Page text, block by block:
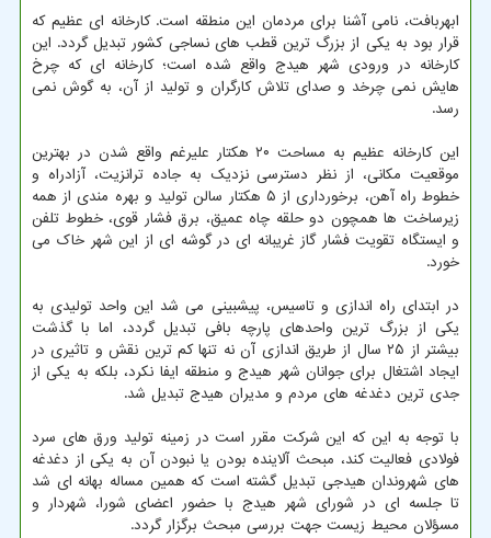
ابهربافت، نامی آشنا برای مردمان این منطقه است. کارخانه ای عظیم که
قرار بود به یکی از بزرگ ترین قطب های نساجی کشور تبدیل گردد. این
کارخانه در ورودی شهر هیدج واقع شده است؛ کارخانه ای که چرخ
هایش نمی چرخد و صدای تلاش کارگران و تولید از آن، به گوش نمی
رسد.
این کارخانه عظیم به مساحت ۲۰ هکتار علیرغم واقع شدن در بهترین
موقعیت مکانی، از نظر دسترسی نزدیک به جاده ترانزیت، آزادراه و
خطوط راه آهن، برخورداری از ۵ هکتار سالن تولید و بهره مندی از همه
زیرساخت ها همچون دو حلقه چاه عمیق، برق فشار قوی، خطوط تلفن
و ایستگاه تقویت فشار گاز غریبانه ای در گوشه ای از این شهر خاک می
خورد.
در ابتدای راه اندازی و تاسیس، پیشبینی می شد این واحد تولیدی به
یکی از بزرگ ترین واحدهای پارچه بافی تبدیل گردد، اما با گذشت
بیشتر از ۲۵ سال از طریق اندازی آن نه تنها کم ترین نقش و تاثیری در
ایجاد اشتغال برای جوانان شهر هیدج و منطقه ایفا نکرد، بلکه به یکی از
جدی ترین دغدغه های مردم و مدیران هیدج تبدیل شد.
با توجه به این که این شرکت مقرر است در زمینه تولید ورق های سرد
فولادی فعالیت کند، مبحث آلاینده بودن یا نبودن آن به یکی از دغدغه
های شهروندان هیدجی تبدیل گشته است که همین مساله بهانه ای شد
تا جلسه ای در شورای شهر هیدج با حضور اعضای شورا، شهردار و
مسؤلان محیط زیست جهت بررسی مبحث برگزار گردد.